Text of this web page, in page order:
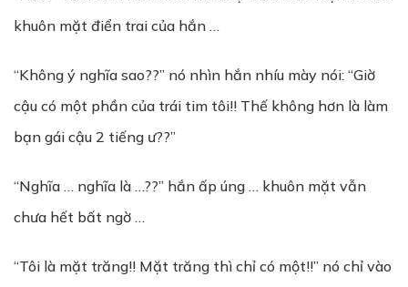
khuôn mặt điển trai của hắn …
“Không ý nghĩa sao??” nó nhìn hắn nhíu mày nói: “Giờ
cậu có một phần của trái tim tôi!! Thế không hơn là làm
bạn gái cậu 2 tiếng ư??”
“Nghĩa … nghĩa là …??” hắn ấp úng … khuôn mặt vẫn
chưa hết bất ngờ …
“Tôi là mặt trăng!! Mặt trăng thì chỉ có một!!” nó chỉ vào